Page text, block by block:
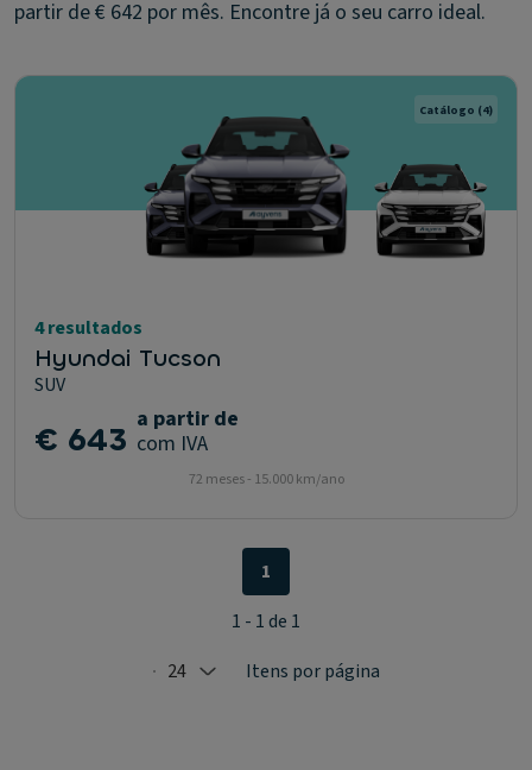
partir de € 642 por mês. Encontre já o seu carro ideal.
Catálogo (4)
4 resultados
Hyundai Tucson
SUV
€ 643 a partir de
com IVA
72 meses - 15.000 km/ano
Selected: 24
24 Itens por página
1
1 - 1 de 1